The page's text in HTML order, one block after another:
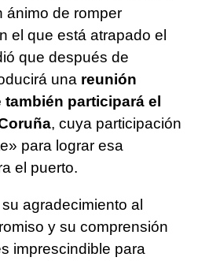
ánimo de romper
el que está atrapado el
que después de
una reunión
participará el
, cuya participación
para lograr esa
el puerto.
agradecimiento al
y su comprensión
imprescindible para